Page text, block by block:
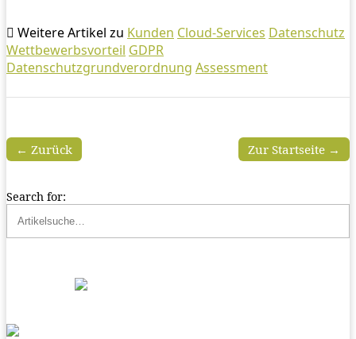
Weitere Artikel zu Kunden Cloud-Services Datenschutz
Wettbewerbsvorteil GDPR
Datenschutzgrundverordnung Assessment
Zur Startseite →
← Zurück
Search for: